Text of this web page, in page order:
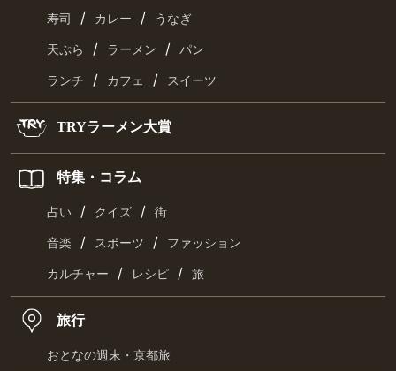
寿司 / カレー / うなぎ
天ぷら / ラーメン / パン
ランチ / カフェ / スイーツ
TRYラーメン大賞
特集・コラム
占い / クイズ / 街
音楽 / スポーツ / ファッション
カルチャー / レシピ / 旅
旅行
おとなの週末・京都旅